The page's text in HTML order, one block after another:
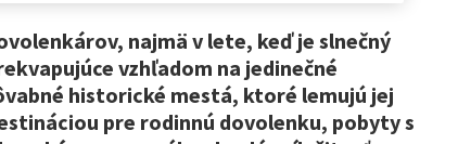
najmä v lete, keď je slnečný
vzhľadom na jedinečné
historické mestá, ktoré lemujú jej
pre rodinnú dovolenku, pobyty s